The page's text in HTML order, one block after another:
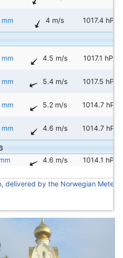
4 m/s 1017.4 hPa
4.5 m/s 1017.1 hPa
5.4 m/s 1017.5 hPa
5.2 m/s 1014.7 hPa
4.6 m/s 1014.7 hPa
4.6 m/s 1014.1 hPa
delivered by the Norwegian